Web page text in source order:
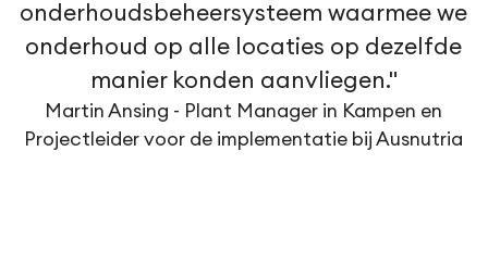
onderhoudsbeheersysteem waarmee we
onderhoud op alle locaties op dezelfde
manier konden aanvliegen."
Martin Ansing - Plant Manager in Kampen en
Projectleider voor de implementatie bij Ausnutria